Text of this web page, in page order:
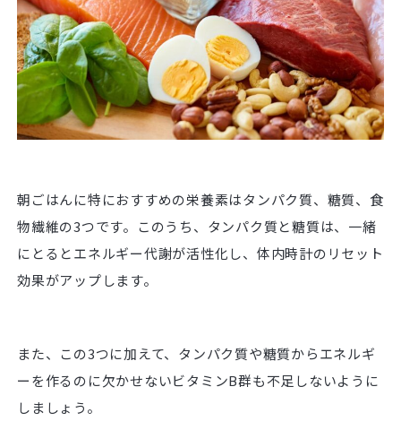
朝ごはんに特におすすめの栄養素はタンパク質、糖質、食
物繊維の3つです。このうち、タンパク質と糖質は、一緒
にとるとエネルギー代謝が活性化し、体内時計のリセット
効果がアップします。
また、この3つに加えて、タンパク質や糖質からエネルギ
ーを作るのに欠かせないビタミンB群も不足しないように
しましょう。